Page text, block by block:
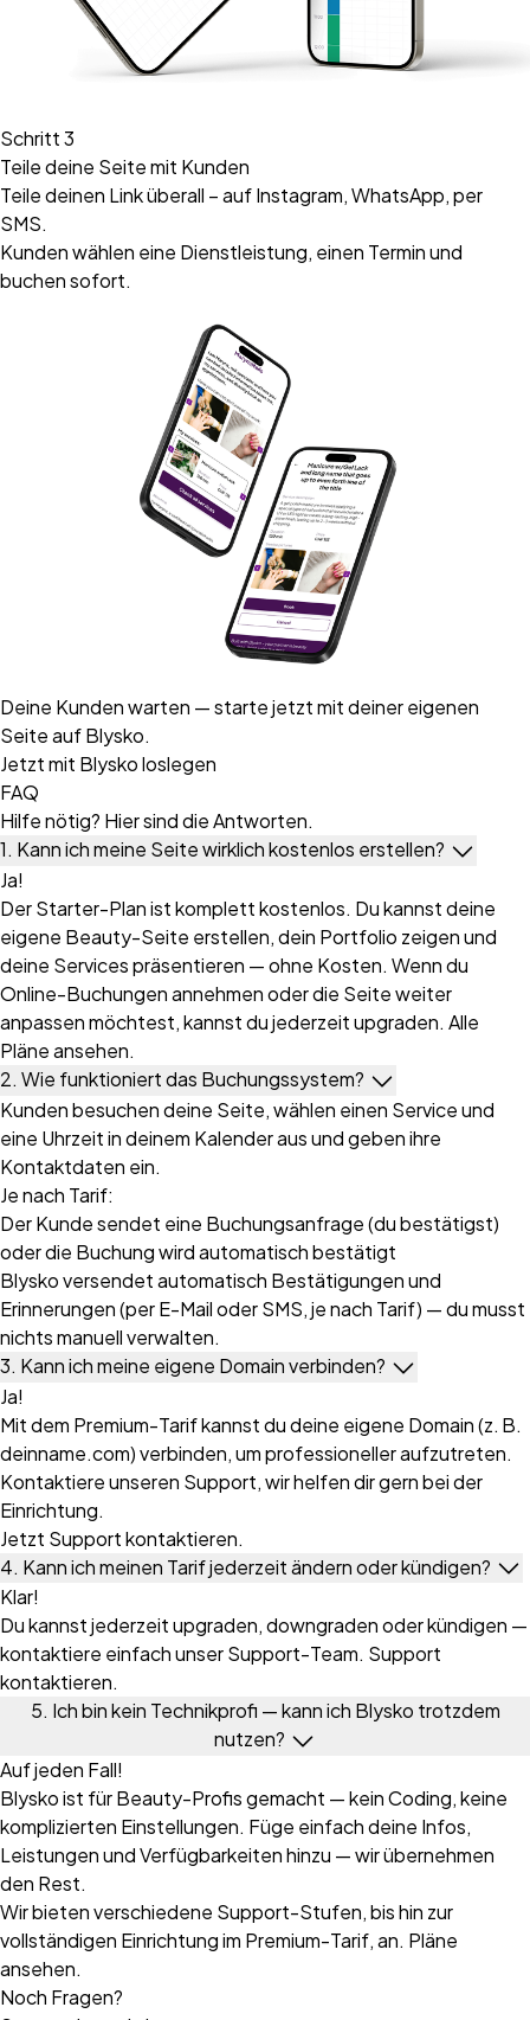
Schritt 3
Teile deine Seite mit Kunden
Teile deinen Link überall – auf Instagram, WhatsApp, per
SMS.
Kunden wählen eine Dienstleistung, einen Termin und
buchen sofort.
Deine Kunden warten — starte jetzt mit deiner eigenen
Seite auf Blysko.
Jetzt mit Blysko loslegen
FAQ
Hilfe nötig? Hier sind die Antworten.
1. Kann ich meine Seite wirklich kostenlos erstellen?
Ja!
Der Starter-Plan ist komplett kostenlos. Du kannst deine
eigene Beauty-Seite erstellen, dein Portfolio zeigen und
deine Services präsentieren — ohne Kosten. Wenn du
Online-Buchungen annehmen oder die Seite weiter
anpassen möchtest, kannst du jederzeit upgraden. Alle
Pläne ansehen.
2. Wie funktioniert das Buchungssystem?
Kunden besuchen deine Seite, wählen einen Service und
eine Uhrzeit in deinem Kalender aus und geben ihre
Kontaktdaten ein.
Je nach Tarif:
Der Kunde sendet eine Buchungsanfrage (du bestätigst)
oder die Buchung wird automatisch bestätigt
Blysko versendet automatisch Bestätigungen und
Erinnerungen (per E-Mail oder SMS, je nach Tarif) — du musst
nichts manuell verwalten.
3. Kann ich meine eigene Domain verbinden?
Ja!
Mit dem Premium-Tarif kannst du deine eigene Domain (z. B.
deinname.com) verbinden, um professioneller aufzutreten.
Kontaktiere unseren Support, wir helfen dir gern bei der
Einrichtung.
Jetzt Support kontaktieren.
4. Kann ich meinen Tarif jederzeit ändern oder kündigen?
Klar!
Du kannst jederzeit upgraden, downgraden oder kündigen —
kontaktiere einfach unser Support-Team. Support
kontaktieren.
5. Ich bin kein Technikprofi — kann ich Blysko trotzdem
nutzen?
Auf jeden Fall!
Blysko ist für Beauty-Profis gemacht — kein Coding, keine
komplizierten Einstellungen. Füge einfach deine Infos,
Leistungen und Verfügbarkeiten hinzu — wir übernehmen
den Rest.
Wir bieten verschiedene Support-Stufen, bis hin zur
vollständigen Einrichtung im Premium-Tarif, an. Pläne
ansehen.
Noch Fragen?